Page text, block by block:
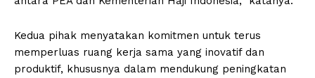
Kedua pihak menyatakan komitmen untuk terus
memperluas ruang kerja sama yang inovatif dan
produktif, khususnya dalam mendukung peningkatan